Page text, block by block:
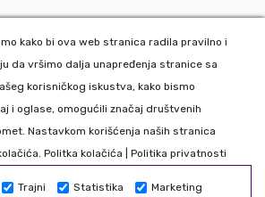
kako bi ova web stranica radila pravilno i
da vršimo dalja unapređenja stranice sa
korisničkog iskustva, kako bismo
i oglase, omogućili značaj društvenih
Nastavkom korišćenja naših stranica
Politka kolačića Politika privatnosti
Trajni Statistika Marketing
Group DOO. All Rights Reserved. Web
CMS by Global Webmasters -
iSEOby www.wbsdigital.com
na našoj online prodavnici koristimo
tako da možete biti bezbedni da Vaše
trećim licima. Nastojimo da što realnije